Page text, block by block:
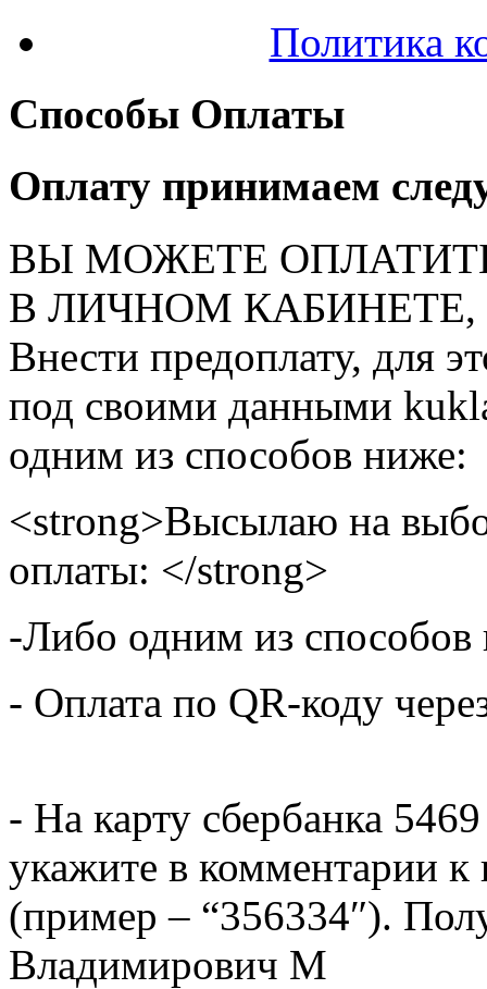
Политика
Способы Оплаты
Оплату принимаем
ВЫ МОЖЕТЕ
В ЛИЧНОМ КАБИНЕТЕ,
Внести предоплату, для
под своими данными
одним из способов ниже:
<strong>Высылаю на
оплаты: </strong>
-Либо одним из
- Оплата по QR-коду
- На карту сбербанка
укажите в комментарии к
(пример – “356334″).
Владимирович М